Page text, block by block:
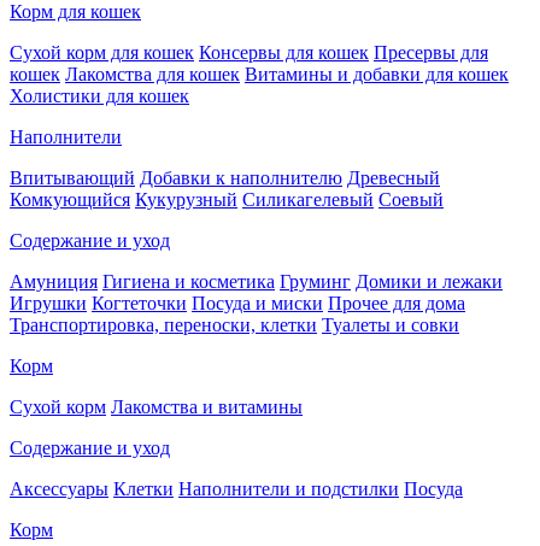
Корм для кошек
Сухой корм для кошек Консервы для кошек Пресервы для
кошек Лакомства для кошек Витамины и добавки для кошек
Холистики для кошек
Наполнители
Впитывающий Добавки к наполнителю Древесный
Комкующийся Кукурузный Силикагелевый Соевый
Содержание и уход
Амуниция Гигиена и косметика Груминг Домики и лежаки
Игрушки Когтеточки Посуда и миски Прочее для дома
Транспортировка, переноски, клетки Туалеты и совки
Корм
Сухой корм Лакомства и витамины
Содержание и уход
Аксессуары Клетки Наполнители и подстилки Посуда
Корм